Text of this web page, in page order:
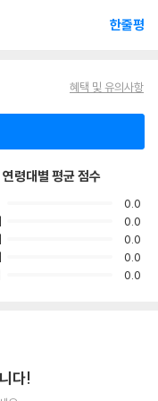
한줄평
혜택 및 유의사항
연령대별 평균 점수
0.0
0.0
0.0
0.0
0.0
다!